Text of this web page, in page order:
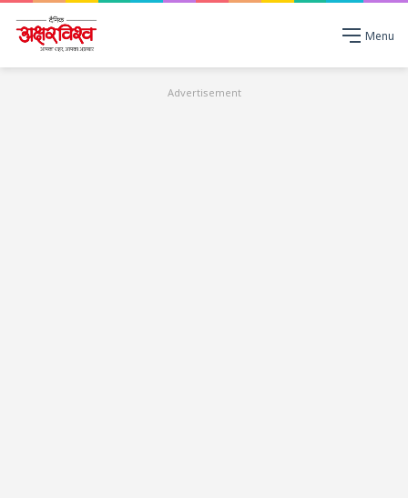
Menu
Advertisement